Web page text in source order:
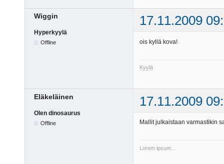
Wiggin 17.11.2009
Hyperkyylä
Offline ois kyllä kova!
Kyylä
Eläkeläinen 17.11.2009
Olen dinosaurus
Offline Mallit julkaistaan varmastikin
Lorem ipsum...